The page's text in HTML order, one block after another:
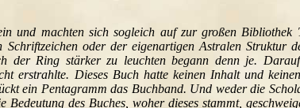
und machten sich sogleich auf zur großen Bibliothek
oder der eigenartigen Astralen Struktur
der Ring stärker zu leuchten begann denn je.
erstrahlte. Dieses Buch hatte keinen Inhalt und
ein Pentagramm das Buchband. Und weder die
des Buches, woher dieses stammt,